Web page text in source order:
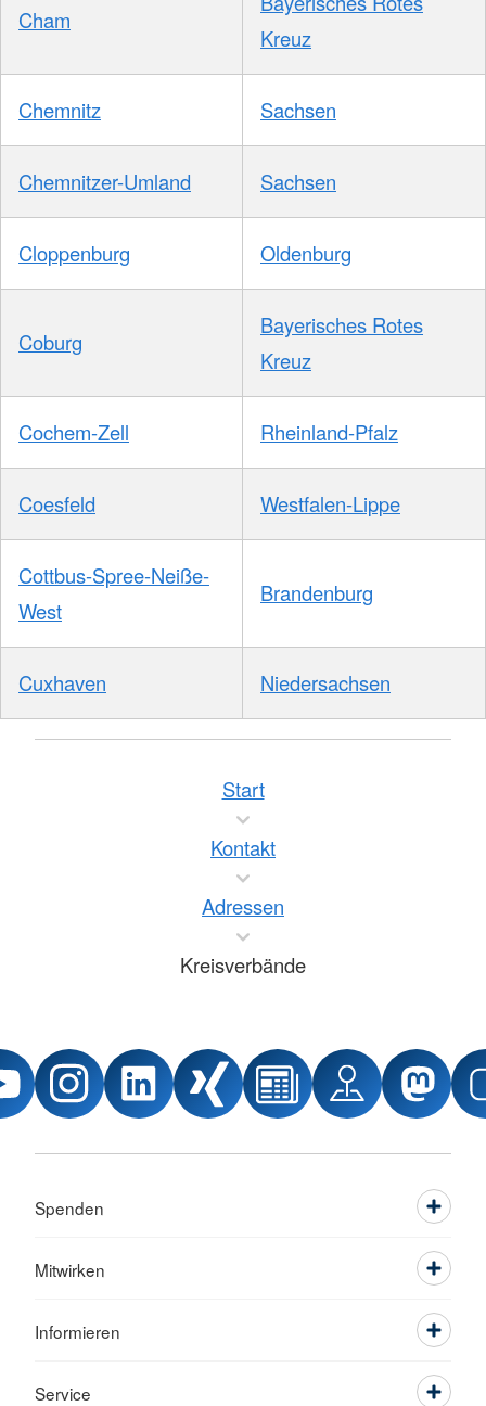
Cham
Kreuz
Chemnitz Sachsen
Chemnitzer-Umland Sachsen
Cloppenburg Oldenburg
Coburg
Bayerisches Rotes
Kreuz
Cochem-Zell Rheinland-Pfalz
Coesfeld Westfalen-Lippe
Cottbus-Spree-Neiße-
West
Brandenburg
Cuxhaven Niedersachsen
Start
Kontakt
Adressen
Kreisverbände
Spenden
Mitwirken
Informieren
Service